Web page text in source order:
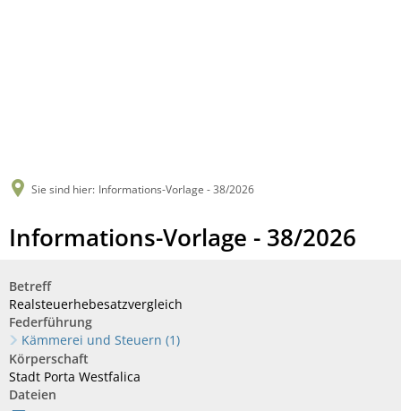
Sie sind hier: Informations-Vorlage - 38/2026
Informations-Vorlage - 38/2026
Betreff
Realsteuerhebesatzvergleich
Federführung
Kämmerei und Steuern (1)
Körperschaft
Stadt Porta Westfalica
Dateien